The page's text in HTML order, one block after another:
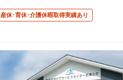
産休･育休･介護休暇取得実績あり